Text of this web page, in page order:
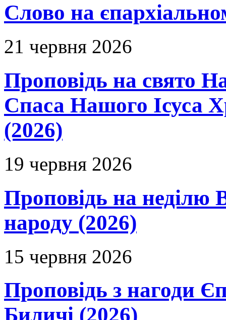
Слово на
21 червня 2026
Проповідь на свято
Спаса Нашого Ісуса
(2026)
19 червня 2026
Проповідь на неділю
народу (2026)
15 червня 2026
Проповідь з нагоди
Биличі (2026)